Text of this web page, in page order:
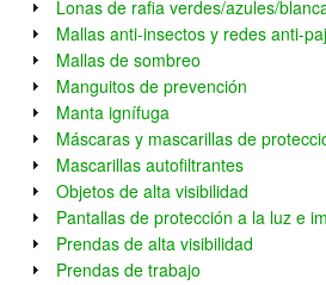
Lonas de rafia verdes/azules/
Mallas anti-insectos y redes anti-
Mallas de sombreo
Manguitos de prevención
Manta ignífuga
Máscaras y mascarillas de
Mascarillas autofiltrantes
Objetos de alta visibilidad
Pantallas de protección a la luz e
Prendas de alta visibilidad
Prendas de trabajo